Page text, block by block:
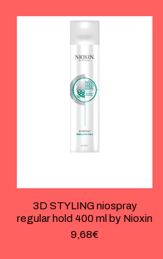
3D STYLING niospray
regular hold 400 ml by Nioxin
9,68€